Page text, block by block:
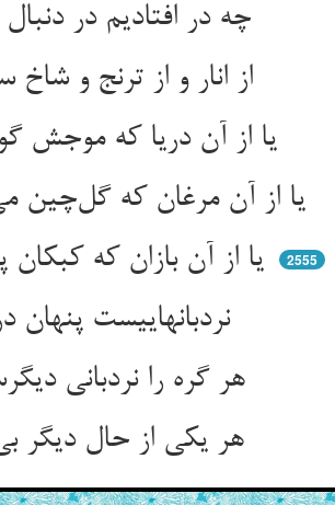
چه در افتادیم در دنبال خر ** از گلستان گوی و از گلهای تر
از انار و از ترنج و شاخ سیب ** وز شراب و شاهدان بی‌حساب
یا از آن بازان که کبکان پرورند ** هم نگون اشکم هم استان می‌پرند
2555
نردبانهاییست پنهان در جهان ** پایه پایه تا عنان آسمان